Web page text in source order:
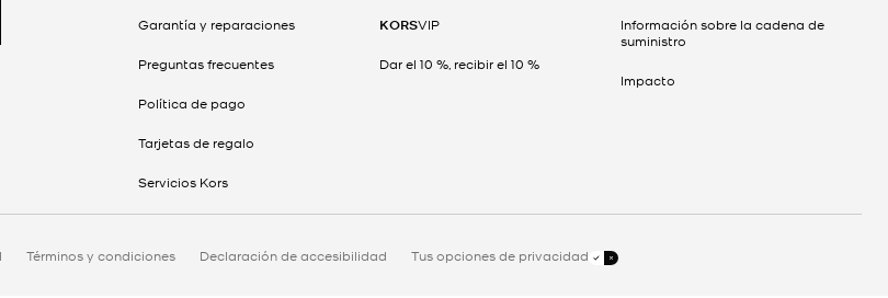
Garantía y reparaciones
Preguntas frecuentes
Política de pago
Tarjetas de regalo
Servicios Kors
KORSVIP
Dar el 10 %, recibir el 10 %
Información sobre la cadena de
suministro
Impacto
Términos y condiciones Declaración de accesibilidad Tus opciones de privacidad